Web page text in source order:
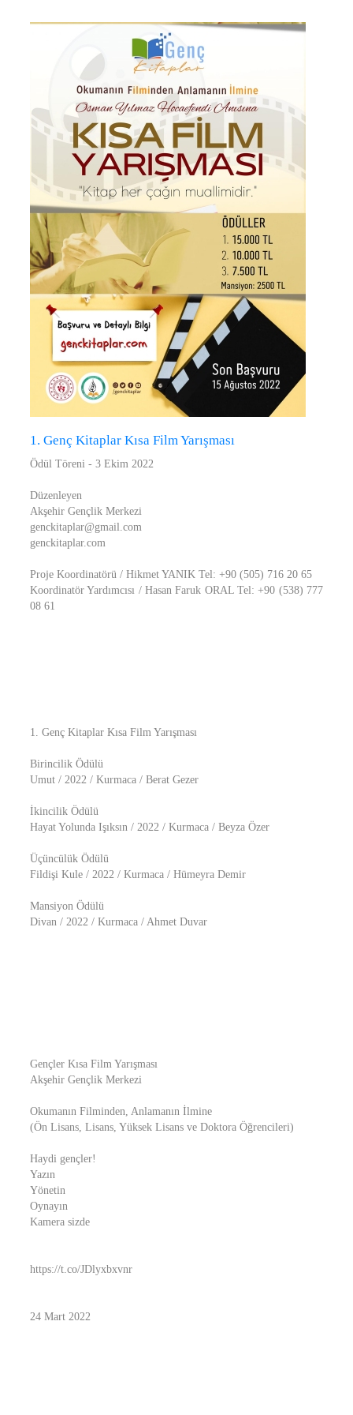
1. Genç Kitaplar Kısa Film Yarışması
Ödül Töreni - 3 Ekim 2022
Düzenleyen
Akşehir Gençlik Merkezi
genckitaplar@gmail.com
genckitaplar.com
Proje Koordinatörü / Hikmet YANIK Tel: +90 (505) 716 20 65
Koordinatör Yardımcısı / Hasan Faruk ORAL Tel: +90 (538) 777
08 61
1. Genç Kitaplar Kısa Film Yarışması
Birincilik Ödülü
Umut / 2022 / Kurmaca / Berat Gezer
İkincilik Ödülü
Hayat Yolunda Işıksın / 2022 / Kurmaca / Beyza Özer
Üçüncülük Ödülü
Fildişi Kule / 2022 / Kurmaca / Hümeyra Demir
Mansiyon Ödülü
Divan / 2022 / Kurmaca / Ahmet Duvar
Gençler Kısa Film Yarışması
Akşehir Gençlik Merkezi
Okumanın Filminden, Anlamanın İlmine
(Ön Lisans, Lisans, Yüksek Lisans ve Doktora Öğrencileri)
Haydi gençler!
Yazın
Yönetin
Oynayın
Kamera sizde
https://t.co/JDlyxbxvnr
24 Mart 2022